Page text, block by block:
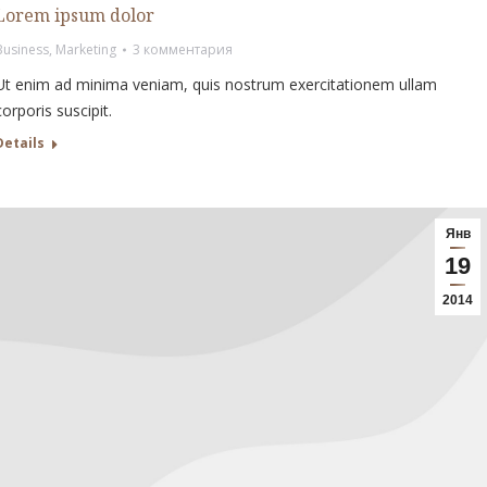
ipsum dolor
, Marketing 3 комментария
enim ad minima veniam, quis nostrum exercitationem ullam
suscipit.
Янв
19
2014